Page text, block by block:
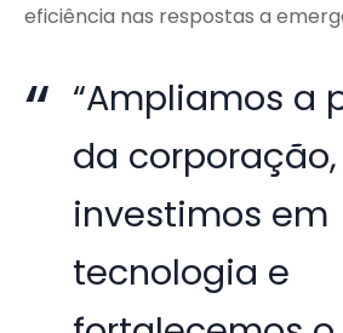
eficiência nas respostas a
“Ampliamos a
da corporação,
investimos em
tecnologia e